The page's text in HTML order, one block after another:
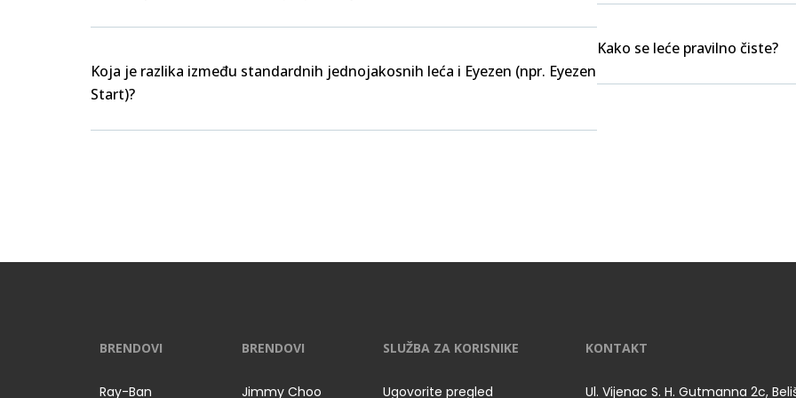
Koja je razlika između standardnih jednojakosnih leća i Eyezen (npr. Eyezen
Start)?
Kako se leće pravilno čiste?
BRENDOVI
Ray-Ban
BRENDOVI
Jimmy Choo
SLUŽBA ZA KORISNIKE
Ugovorite pregled
KONTAKT
Ul. Vijenac S. H. Gutmanna 2c,